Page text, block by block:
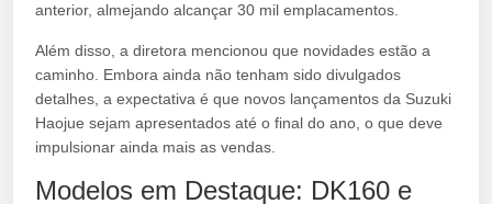
anterior, almejando alcançar 30 mil emplacamentos.
Além disso, a diretora mencionou que novidades estão a
caminho. Embora ainda não tenham sido divulgados
detalhes, a expectativa é que novos lançamentos da Suzuki
Haojue sejam apresentados até o final do ano, o que deve
impulsionar ainda mais as vendas.
Modelos em Destaque: DK160 e